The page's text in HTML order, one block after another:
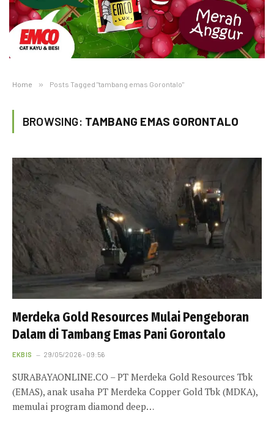
Home » Posts Tagged "tambang emas Gorontalo"
BROWSING: TAMBANG EMAS GORONTALO
Merdeka Gold Resources Mulai Pengeboran
Dalam di Tambang Emas Pani Gorontalo
EKBIS 29/05/2026 - 09:56
SURABAYAONLINE.CO – PT Merdeka Gold Resources Tbk
(EMAS), anak usaha PT Merdeka Copper Gold Tbk (MDKA),
memulai program diamond deep…